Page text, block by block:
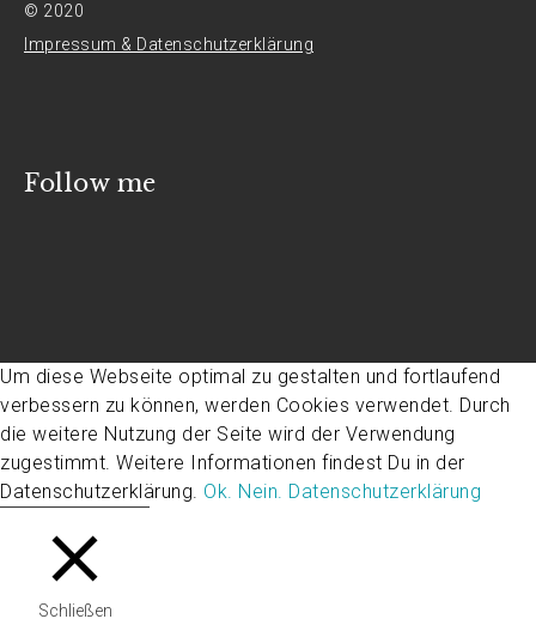
© 2020
Impressum & Datenschutzerklärung
Follow me
Um diese Webseite optimal zu gestalten und fortlaufend
verbessern zu können, werden Cookies verwendet. Durch
die weitere Nutzung der Seite wird der Verwendung
zugestimmt. Weitere Informationen findest Du in der
Datenschutzerklärung. Ok. Nein. Datenschutzerklärung
Schließen